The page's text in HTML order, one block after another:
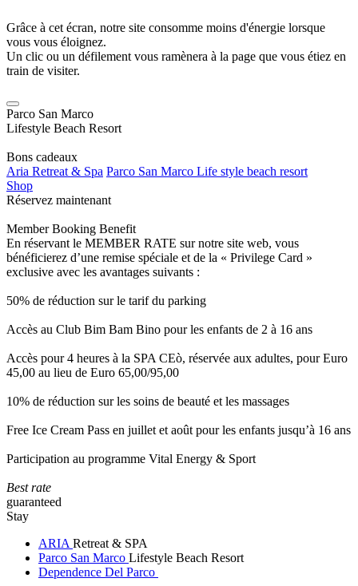
Grâce à cet écran, notre site consomme moins d'énergie lorsque
vous vous éloignez.
Un clic ou un défilement vous ramènera à la page que vous étiez en
train de visiter.
Parco San Marco
Lifestyle Beach Resort
Bons cadeaux
Aria Retreat & Spa Parco San Marco Life style beach resort
Shop
Réservez maintenant
Member Booking Benefit
En réservant le MEMBER RATE sur notre site web, vous
bénéficierez d’une remise spéciale et de la « Privilege Card »
exclusive avec les avantages suivants :
50% de réduction sur le tarif du parking
Accès au Club Bim Bam Bino pour les enfants de 2 à 16 ans
Accès pour 4 heures à la SPA CEò, réservée aux adultes, pour Euro
45,00 au lieu de Euro 65,00/95,00
10% de réduction sur les soins de beauté et les massages
Free Ice Cream Pass en juillet et août pour les enfants jusqu’à 16 ans
Participation au programme Vital Energy & Sport
Best rate
guaranteed
Stay
ARIA Retreat & SPA
Parco San Marco Lifestyle Beach Resort
Dependence Del Parco